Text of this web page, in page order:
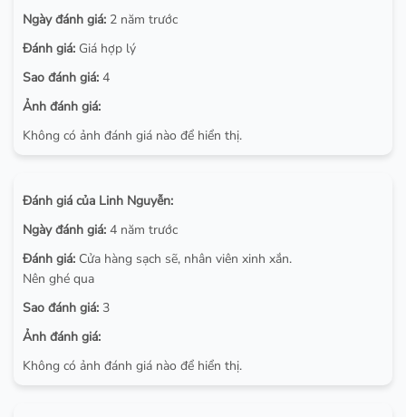
Ngày đánh giá: 2 năm trước
Đánh giá: Giá hợp lý
Sao đánh giá: 4
Ảnh đánh giá:
Không có ảnh đánh giá nào để hiển thị.
Đánh giá của Linh Nguyễn:
Ngày đánh giá: 4 năm trước
Đánh giá: Cửa hàng sạch sẽ, nhân viên xinh xắn.
Nên ghé qua
Sao đánh giá: 3
Ảnh đánh giá:
Không có ảnh đánh giá nào để hiển thị.